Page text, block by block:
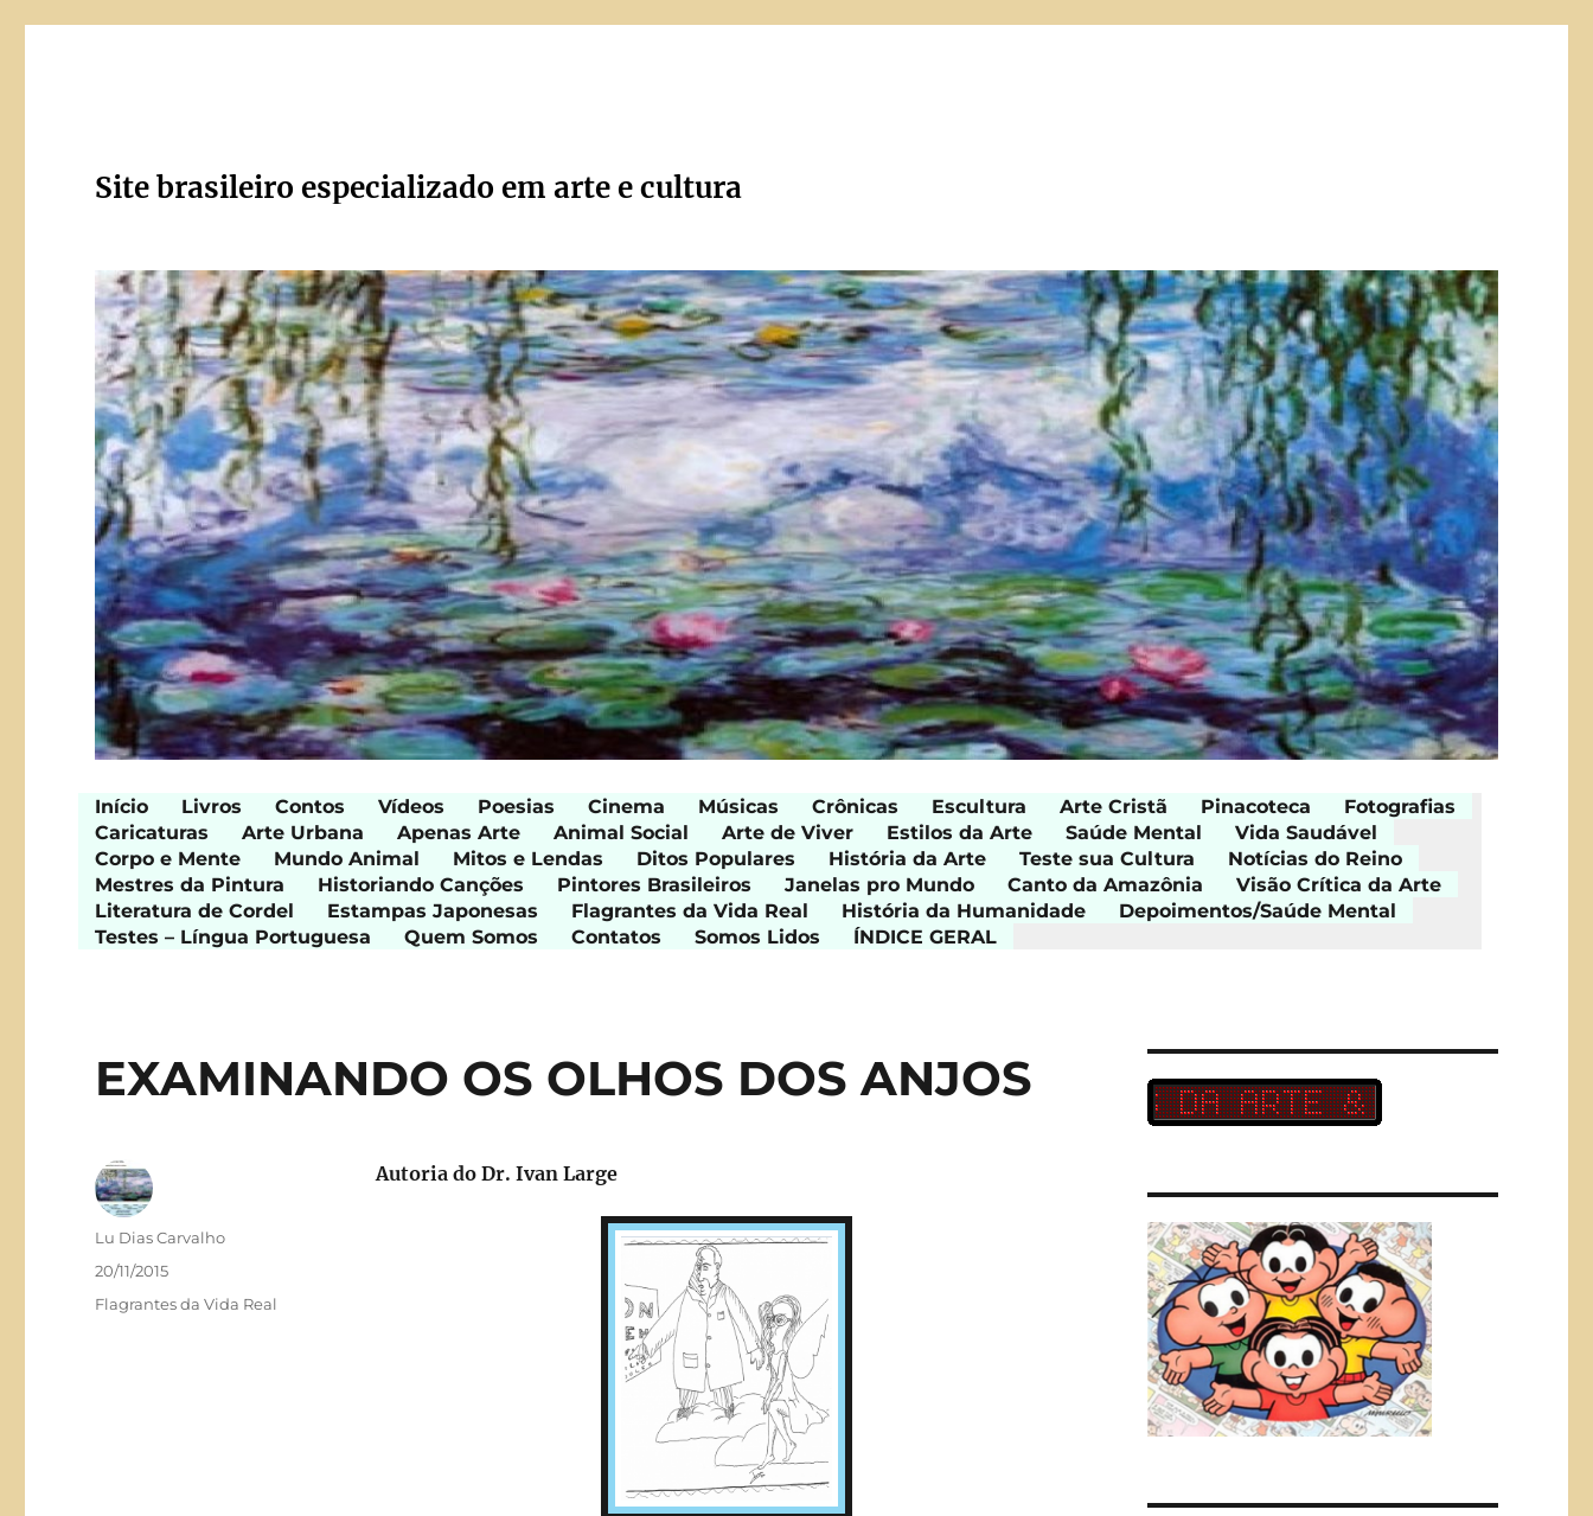
Site brasileiro especializado em arte e cultura
Início Livros Contos Vídeos Poesias Cinema Músicas Crônicas Escultura Arte Cristã Pinacoteca
Fotografias
Caricaturas
Arte Urbana Apenas Arte Animal Social Arte de Viver Estilos da Arte Saúde Mental
Vida Saudável
Corpo e Mente
Mundo Animal Mitos e Lendas Ditos Populares História da Arte Teste sua Cultura
Notícias do Reino
Mestres da Pintura
Historiando Canções Pintores Brasileiros Janelas pro Mundo Canto da Amazônia
Visão Crítica da Arte
Literatura de Cordel
Estampas Japonesas Flagrantes da Vida Real História da Humanidade
Depoimentos/Saúde Mental
Testes – Língua Portuguesa
Quem Somos Contatos Somos Lidos ÍNDICE GERAL
EXAMINANDO OS OLHOS DOS ANJOS
Autoria do Dr. Ivan Large
Autor
Lu Dias Carvalho
Publicado
em
20/11/2015
Categorias
Flagrantes da Vida Real